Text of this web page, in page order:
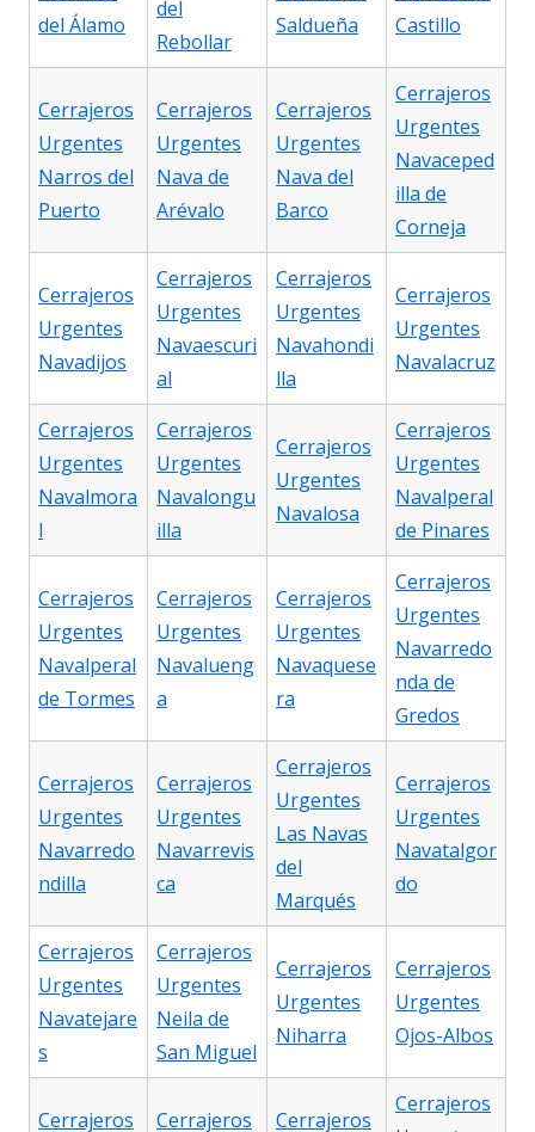
del Álamo
del
Rebollar
Saldueña
Castillo
Cerrajeros
Urgentes
Narros del
Puerto
Cerrajeros
Urgentes
Nava de
Arévalo
Cerrajeros
Urgentes
Nava del
Barco
Cerrajeros
Urgentes
Navaceped
illa de
Corneja
Cerrajeros
Urgentes
Navadijos
Cerrajeros
Urgentes
Navaescuri
al
Cerrajeros
Urgentes
Navahondi
lla
Cerrajeros
Urgentes
Navalacruz
Cerrajeros
Urgentes
Navalmora
l
Cerrajeros
Urgentes
Navalongu
illa
Cerrajeros
Urgentes
Navalosa
Cerrajeros
Urgentes
Navalperal
de Pinares
Cerrajeros
Urgentes
Navalperal
de Tormes
Cerrajeros
Urgentes
Navalueng
a
Cerrajeros
Urgentes
Navaquese
ra
Cerrajeros
Urgentes
Navarredo
nda de
Gredos
Cerrajeros
Urgentes
Navarredo
ndilla
Cerrajeros
Urgentes
Navarrevis
ca
Cerrajeros
Urgentes
Las Navas
del
Marqués
Cerrajeros
Urgentes
Navatalgor
do
Cerrajeros
Urgentes
Navatejare
s
Cerrajeros
Urgentes
Neila de
San Miguel
Cerrajeros
Urgentes
Niharra
Cerrajeros
Urgentes
Ojos-Albos
Cerrajeros Cerrajeros Cerrajeros
Cerrajeros